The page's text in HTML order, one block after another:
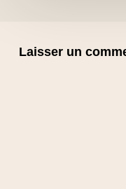
Laisser un